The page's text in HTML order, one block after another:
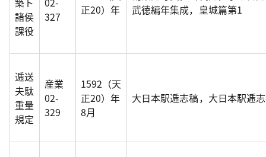
諸侯
課役
327
正20）年
武徳編年集成，皇城篇第1
逓送
夫駄
重量
規定
産業
02-
329
1592（天
正20）年
8月
大日本駅逓志稿，大日本駅逓